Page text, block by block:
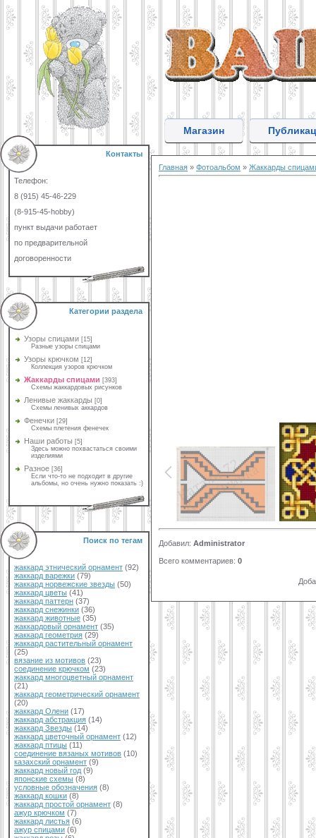
Контакты
Телефон:
8 (915) 45-46-229
(8-915-45-hobby)
пункт выдачи работает
по предварительной
договоренности
Категории раздела
Узоры спицами [15]
Разные узоры спицами
Узоры крючком [12]
Коллекция узоров крючком
Жаккарды спицами [393]
Схемы жаккардовых рисунков
Ленивые жаккарды [0]
Схемы ленивых аккардов
Фенечки [29]
Схемы плетения фенечек
Наши работы [5]
Здесь можно похвастаться своими
изделиями
Разное [36]
Если что-то не подходит в другие
альбомы, но очень нужно показать :)
Поиск по тегам
жаккард этнический орнамент (92)
жаккард варежки (79)
жаккард норвежские звезды (50)
жаккард цветы (41)
жаккард паттерн (37)
жаккард снежинки (36)
жаккард животные (35)
жаккардовый орнамент (35)
жаккард геометрия (29)
жаккард растительный орнамент
(25)
вязание из мотивов (23)
соединение крючком (23)
жаккард многоцветный орнамент
(21)
жаккард геометрический орнамент
(20)
жаккард Олени (17)
жаккард абстракция (14)
жаккард Звезды (14)
жаккард цветочный орнамент (12)
жаккард птицы (11)
соединение вязаных мотивов (10)
казахский орнамент (9)
жаккард новый год (9)
японские схемы (8)
условные обозначения (8)
жаккард кошки (8)
жаккард простой орнамент (8)
ажур крючком (7)
жаккард листья (6)
ажур спицами (6)
Магазин
Главная » Фотоальбом » Жаккарды
Добавил: Administrator
Всего комментариев: 0